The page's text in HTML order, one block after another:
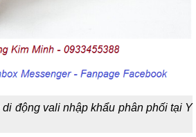
động vali nhập khẩu phân phối tại Y